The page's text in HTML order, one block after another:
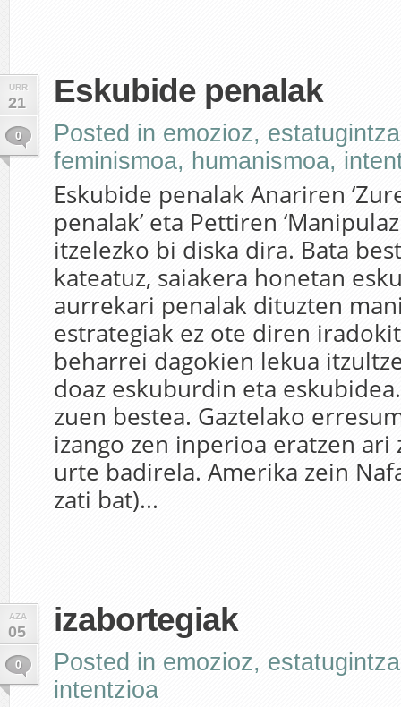
URR
21
0
Eskubide penalak
Posted in emozioz, estatugintza
feminismoa, humanismoa,
Eskubide penalak Anariren
penalak’ eta Pettiren
itzelezko bi diska dira. Bata
kateatuz, saiakera honetan
aurrekari penalak dituzten
estrategiak ez ote diren
beharrei dagokien lekua
doaz eskuburdin eta
zuen bestea. Gaztelako
izango zen inperioa eratzen ari
urte badirela. Amerika zein
zati bat)...
AZA
05
0
izabortegiak
Posted in emozioz, estatugintza
intentzioa